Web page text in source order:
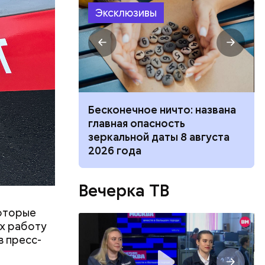
работу
пресс-
Эксклюзивы
блюдо по-
из
Бесконечное ничто: названа
главная опасность
зеркальной даты 8 августа
2026 года
Вечерка ТВ